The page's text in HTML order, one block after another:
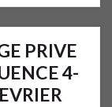
PRIVE
4-